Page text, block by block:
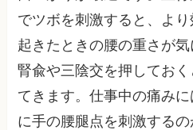
でツボを刺激すると、よ
起きたときの腰の重さが
腎兪や三陰交を押してお
てきます。仕事中の痛み
に手の腰腿点を刺激するの